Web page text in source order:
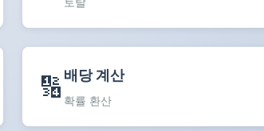
🔢 배당 계산
확률 환산